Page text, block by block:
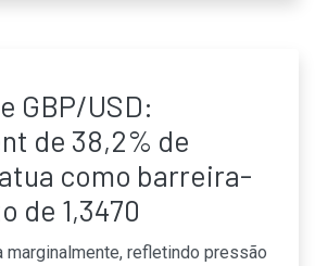
GBP/USD:
de 38,2% de
como barreira-
de 1,3470
marginalmente, refletindo pressão